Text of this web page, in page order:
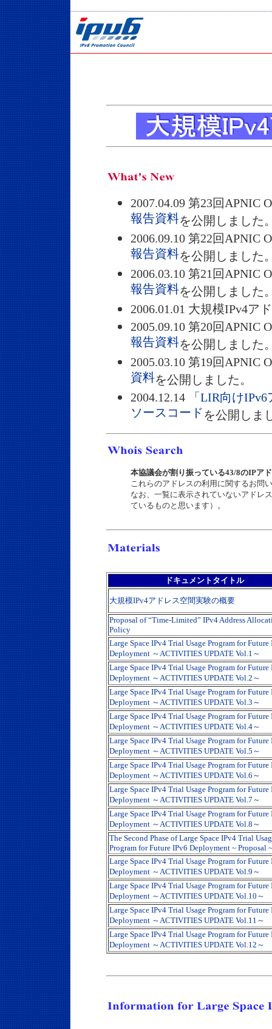
2007.04.09 第23回APNIC
報告資料を公開しました
2006.09.10 第22回APNIC
報告資料を公開しました
2006.03.10 第21回APNIC
報告資料を公開しました
2006.01.01 大規模IPv4ア
2005.09.10 第20回APNIC
報告資料を公開しました
2005.03.10 第19回APNIC
資料を公開しました。
2004.12.14
「LIR向け
ソースコードを公開しま
本協議会が割り振っている43/8のIPア
これらのアドレスの利用に関するお問
なお、一覧に表示されていないアドレ
ているものと思います）。
ドキュメントタイトル
大規模IPv4アドレス空間実験の概要
Proposal of “Time-Limited” IPv4 Address
Policy
Large Space IPv4 Trial Usage Program for Future
Deployment ～ACTIVITIES UPDATE Vol.1～
Large Space IPv4 Trial Usage Program for Future
Deployment ～ACTIVITIES UPDATE Vol.2～
Large Space IPv4 Trial Usage Program for Future
Deployment ～ACTIVITIES UPDATE Vol.3～
Large Space IPv4 Trial Usage Program for Future
Deployment ～ACTIVITIES UPDATE Vol.4～
Large Space IPv4 Trial Usage Program for Future
Deployment ～ACTIVITIES UPDATE Vol.5～
Large Space IPv4 Trial Usage Program for Future
Deployment ～ACTIVITIES UPDATE Vol.6～
Large Space IPv4 Trial Usage Program for Future
Deployment ～ACTIVITIES UPDATE Vol.7～
Large Space IPv4 Trial Usage Program for Future
Deployment ～ACTIVITIES UPDATE Vol.8～
The Second Phase of Large Space IPv4 Trial
Program for Future IPv6 Deployment ~ Proposal ~
Large Space IPv4 Trial Usage Program for Future
Deployment ～ACTIVITIES UPDATE Vol.9～
Large Space IPv4 Trial Usage Program for Future
Deployment ～ACTIVITIES UPDATE Vol.10～
Large Space IPv4 Trial Usage Program for Future
Deployment ～ACTIVITIES UPDATE Vol.11～
Large Space IPv4 Trial Usage Program for Future
Deployment ～ACTIVITIES UPDATE Vol.12～